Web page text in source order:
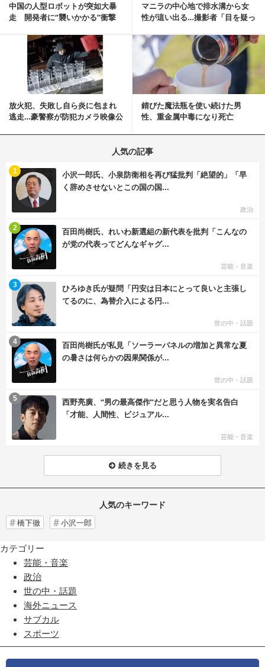
中国の人型ロボットが突如大暴
走 開発者に“襲いかかる”衝撃
マニラの中心地で排水溝から女
性が這い出る…撮影者「目を疑っ
放火犯、失敗し自ら炎に包まれ
逃走…豪警察が防犯カメラ映像公
錆びた魔法瓶を使い続けた男
性、重金属中毒になり死亡
記事を読む
人気の記事
小沢一郎氏、小泉防衛相を再び猛批判「絶望的」「早
く辞めさせないとこの国の国...
政治
1
百田尚樹氏、れいわ新選組の新代表を批判「こんなの
が党の代表ってどんなギャグ...
芸能・音楽
2
ひろゆき氏が疑問「円安は日本にとって良いと主張し
てるのに、為替介入による円...
世の中・話題
3
百田尚樹氏が私見「ソーラーパネルの増加と異常な夏
の暑さは何らかの因果関係が...
世の中・話題
4
西野亮廣、“男の最高傑作”だと思う人物を実名告白
「才能、人間性、ビジュアル...
芸能・音楽
5
続きを見る
人気のキーワード
橋下徹 小沢一郎
カテゴリー
芸能・音楽
政治
世の中・話題
海外ニュース
サブカル
スポーツ